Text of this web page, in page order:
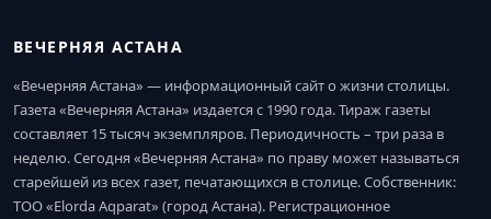
ВЕЧЕРНЯЯ АСТАНА
«Вечерняя Астана» — информационный сайт о жизни столицы.
Газета «Вечерняя Астана» издается с 1990 года. Тираж газеты
составляет 15 тысяч экземпляров. Периодичность – три раза в
неделю. Сегодня «Вечерняя Астана» по праву может называться
старейшей из всех газет, печатающихся в столице. Собственник:
ТОО «Elorda Aqparat» (город Астана). Регистрационное